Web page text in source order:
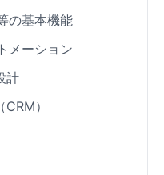
の基本機能
メーション
計
）